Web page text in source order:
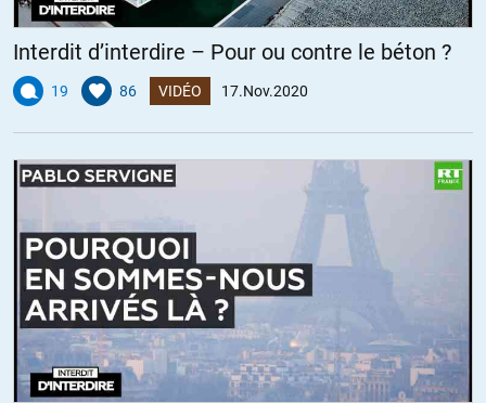
Interdit d’interdire – Pour ou contre le béton ?
19 86 VIDÉO 17.Nov.2020